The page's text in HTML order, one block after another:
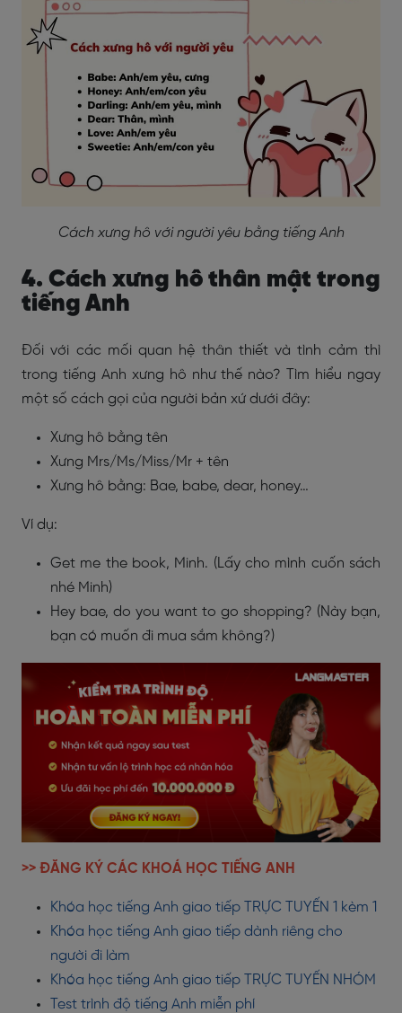
Cách xưng hô với người yêu bằng tiếng Anh
4. Cách xưng hô thân mật trong
tiếng Anh
Đối với các mối quan hệ thân thiết và tình cảm thì
trong tiếng Anh xưng hô như thế nào? Tìm hiểu ngay
một số cách gọi của người bản xứ dưới đây:
Xưng hô bằng tên
Xưng Mrs/Ms/Miss/Mr + tên
Xưng hô bằng: Bae, babe, dear, honey…
Ví dụ:
Get me the book, Minh. (Lấy cho mình cuốn sách
nhé Minh)
Hey bae, do you want to go shopping? (Này bạn,
bạn có muốn đi mua sắm không?)
>> ĐĂNG KÝ CÁC KHOÁ HỌC TIẾNG ANH
Khóa học tiếng Anh giao tiếp TRỰC TUYẾN 1 kèm 1
Khóa học tiếng Anh giao tiếp dành riêng cho
người đi làm
Khóa học tiếng Anh giao tiếp TRỰC TUYẾN NHÓM
Test trình độ tiếng Anh miễn phí